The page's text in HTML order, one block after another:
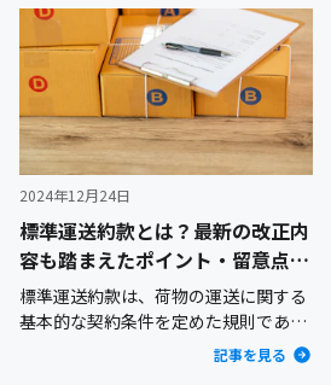
2024年12月24日
標準運送約款とは？最新の改正内
容も踏まえたポイント・留意点を
詳しく解説
標準運送約款は、荷物の運送に関する
基本的な契約条件を定めた規則であ
り、荷主企業と運送事業者業者との間
での契約の基盤となっています。2024
記事を見る